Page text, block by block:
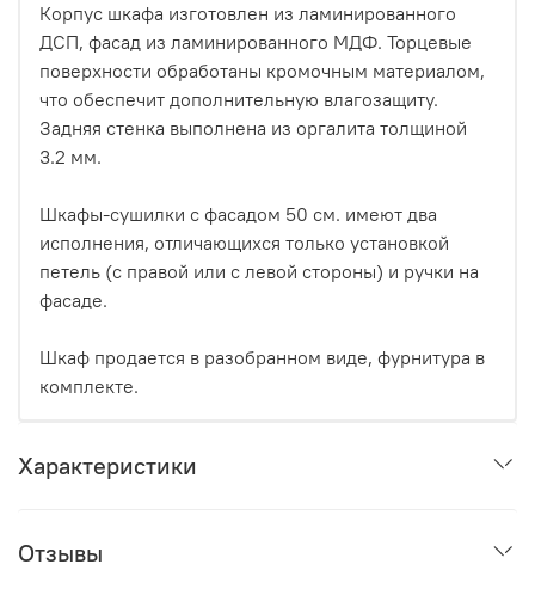
Корпус шкафа изготовлен из ламинированного
ДСП, фасад из ламинированного МДФ. Торцевые
поверхности обработаны кромочным материалом,
что обеспечит дополнительную влагозащиту.
Задняя стенка выполнена из оргалита толщиной
3.2 мм.
Шкафы-сушилки с фасадом 50 см. имеют два
исполнения, отличающихся только установкой
петель (с правой или с левой стороны) и ручки на
фасаде.
Шкаф продается в разобранном виде, фурнитура в
комплекте.
Характеристики
Отзывы